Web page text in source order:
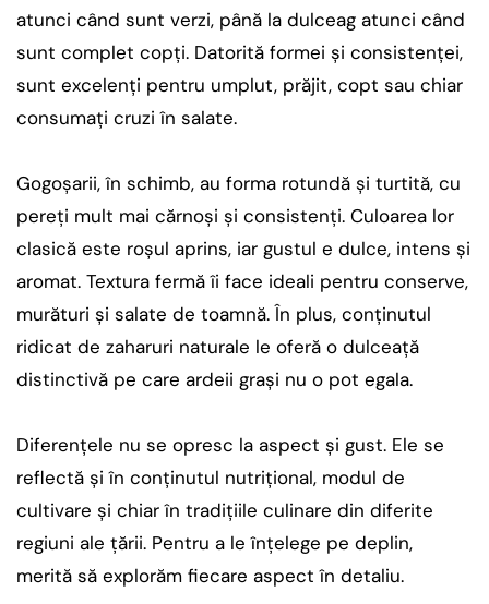
atunci când sunt verzi, până la dulceag atunci când
sunt complet copți. Datorită formei și consistenței,
sunt excelenți pentru umplut, prăjit, copt sau chiar
consumați cruzi în salate.
Gogoșarii, în schimb, au forma rotundă și turtită, cu
pereți mult mai cărnoși și consistenți. Culoarea lor
clasică este roșul aprins, iar gustul e dulce, intens și
aromat. Textura fermă îi face ideali pentru conserve,
murături și salate de toamnă. În plus, conținutul
ridicat de zaharuri naturale le oferă o dulceață
distinctivă pe care ardeii grași nu o pot egala.
Diferențele nu se opresc la aspect și gust. Ele se
reflectă și în conținutul nutrițional, modul de
cultivare și chiar în tradițiile culinare din diferite
regiuni ale țării. Pentru a le înțelege pe deplin,
merită să explorăm fiecare aspect în detaliu.